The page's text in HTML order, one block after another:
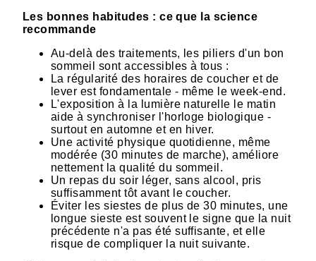
Les bonnes habitudes : ce que la science
recommande
Au-delà des traitements, les piliers d'un bon
sommeil sont accessibles à tous :
La régularité des horaires de coucher et de
lever est fondamentale - même le week-end.
L'exposition à la lumière naturelle le matin
aide à synchroniser l'horloge biologique -
surtout en automne et en hiver.
Une activité physique quotidienne, même
modérée (30 minutes de marche), améliore
nettement la qualité du sommeil.
Un repas du soir léger, sans alcool, pris
suffisamment tôt avant le coucher.
Éviter les siestes de plus de 30 minutes, une
longue sieste est souvent le signe que la nuit
précédente n'a pas été suffisante, et elle
risque de compliquer la nuit suivante.